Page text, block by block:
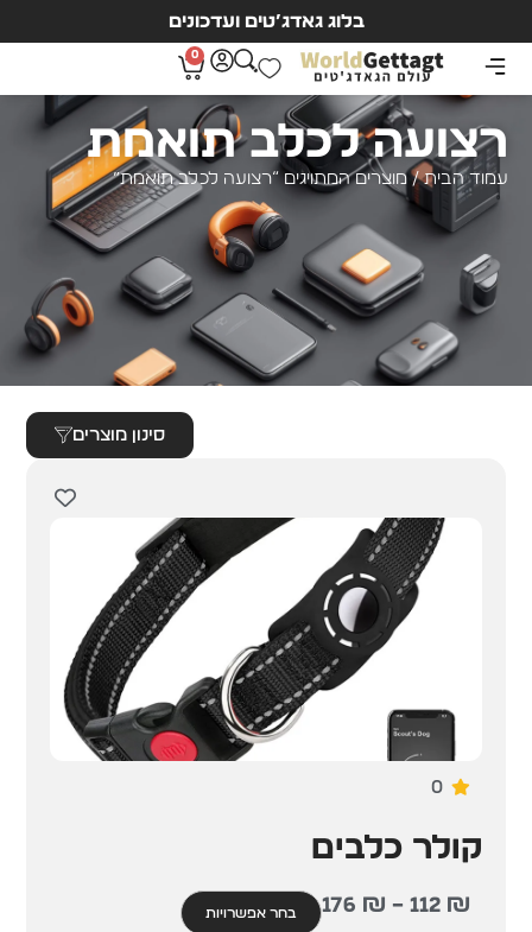
בלוג גאדג’טים ועדכונים
0
רצועה לכלב תואמת
עמוד הבית/ מוצרים המתויגים “רצועה לכלב תואמת”
סינון מוצרים
0
קולר כלבים
112 ₪
–
176 ₪ בחר אפשרויות